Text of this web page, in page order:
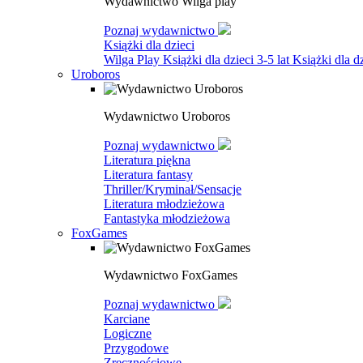
Poznaj wydawnictwo
Książki dla dzieci
Wilga Play Książki dla dzieci 3-5 lat Książki dla
Uroboros
Wydawnictwo Uroboros
Poznaj wydawnictwo
Literatura piękna
Literatura fantasy
Thriller/Kryminał/Sensacje
Literatura młodzieżowa
Fantastyka młodzieżowa
FoxGames
Wydawnictwo FoxGames
Poznaj wydawnictwo
Karciane
Logiczne
Przygodowe